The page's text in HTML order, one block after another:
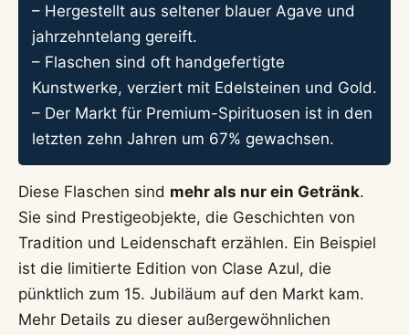
– Hergestellt aus seltener blauer Agave und
jahrzehntelang gereift.
– Flaschen sind oft handgefertigte
Kunstwerke, verziert mit Edelsteinen und Gold.
– Der Markt für Premium-Spirituosen ist in den
letzten zehn Jahren um 67% gewachsen.
Diese Flaschen sind mehr als nur ein Getränk.
Sie sind Prestigeobjekte, die Geschichten von
Tradition und Leidenschaft erzählen. Ein Beispiel
ist die limitierte Edition von Clase Azul, die
pünktlich zum 15. Jubiläum auf den Markt kam.
Mehr Details zu dieser außergewöhnlichen